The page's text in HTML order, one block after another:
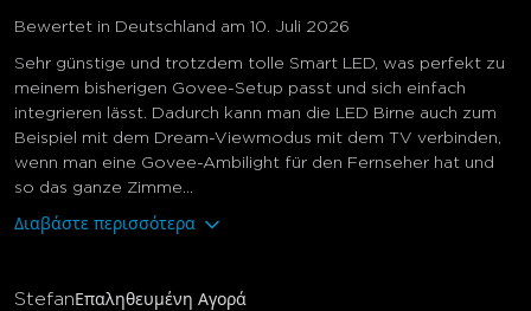
Bewertet in Deutschland am 10. Juli 2026
Sehr günstige und trotzdem tolle Smart LED, was perfekt zu
meinem bisherigen Govee-Setup passt und sich einfach
integrieren lässt. Dadurch kann man die LED Birne auch zum
Beispiel mit dem Dream-Viewmodus mit dem TV verbinden,
wenn man eine Govee-Ambilight für den Fernseher hat und
so das ganze Zimme...
Διαβάστε περισσότερα
Stefan Επαληθευμένη Αγορά